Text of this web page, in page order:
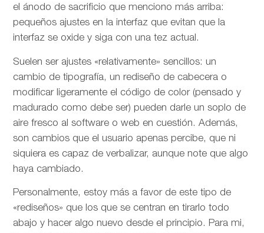
el ánodo de sacrificio que menciono más arriba:
pequeños ajustes en la interfaz que evitan que la
interfaz se oxide y siga con una tez actual.
Suelen ser ajustes «relativamente» sencillos: un
cambio de tipografía, un rediseño de cabecera o
modificar ligeramente el código de color (pensado y
madurado como debe ser) pueden darle un soplo de
aire fresco al software o web en cuestión. Además,
son cambios que el usuario apenas percibe, que ni
siquiera es capaz de verbalizar, aunque note que algo
haya cambiado.
Personalmente, estoy más a favor de este tipo de
«rediseños» que los que se centran en tirarlo todo
abajo y hacer algo nuevo desde el principio. Para mi,